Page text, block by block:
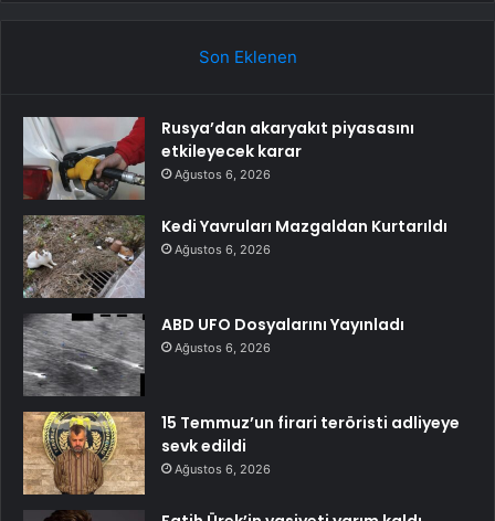
Son Eklenen
Rusya’dan akaryakıt piyasasını
etkileyecek karar
Ağustos 6, 2026
Kedi Yavruları Mazgaldan Kurtarıldı
Ağustos 6, 2026
ABD UFO Dosyalarını Yayınladı
Ağustos 6, 2026
15 Temmuz’un firari teröristi adliyeye
sevk edildi
Ağustos 6, 2026